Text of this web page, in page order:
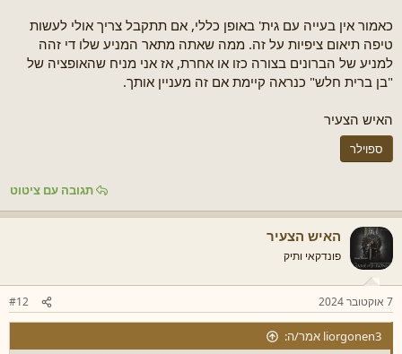
כאמור אין בעייה עם גית' באופן כללי, אם תתקבל צריך אולי לעשות
טיפה תיאום ציפיות על זה. ממה שאתה מתאר המניע שלו די זהה
למניע של הברונים בצורה כזו או אחרת, אז אני מניח שהאופציה של
"בן ברית חלש" כנראה קיימת אם זה מעניין אותך.
האיש הצעיר
ספוילר
תגובה עם ציטוט
האיש הצעיר
פונדקאי ותיק
7 אוקטובר 2024 #12
liorgonen3 אמר/ה: